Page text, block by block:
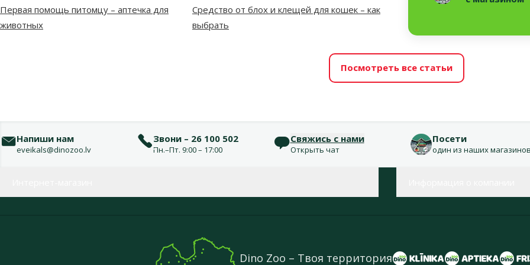
Первая помощь питомцу – аптечка для
животных
Средство от блох и клещей для кошек – как
выбрать
Посмотреть все статьи
Напиши нам
eveikals@dinozoo.lv
Звони – 26 100 502
Пн.–Пт. 9:00 – 17:00
Свяжись с нами
Открыть чат
Посети
один из наших
Dino Zoo – Твоя территория